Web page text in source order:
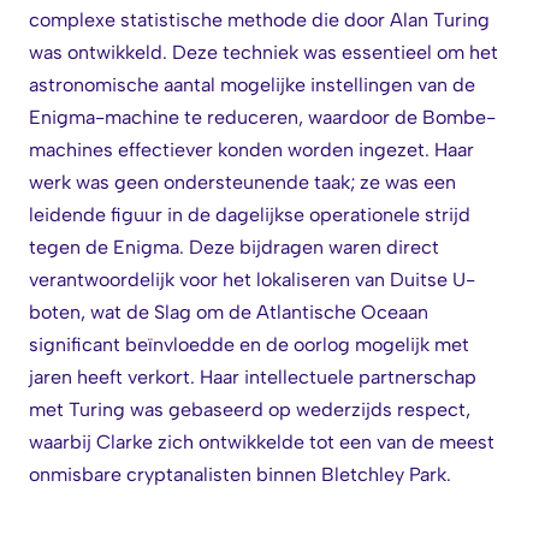
complexe statistische methode die door Alan Turing
was ontwikkeld. Deze techniek was essentieel om het
astronomische aantal mogelijke instellingen van de
Enigma-machine te reduceren, waardoor de Bombe-
machines effectiever konden worden ingezet. Haar
werk was geen ondersteunende taak; ze was een
leidende figuur in de dagelijkse operationele strijd
tegen de Enigma. Deze bijdragen waren direct
verantwoordelijk voor het lokaliseren van Duitse U-
boten, wat de Slag om de Atlantische Oceaan
significant beïnvloedde en de oorlog mogelijk met
jaren heeft verkort. Haar intellectuele partnerschap
met Turing was gebaseerd op wederzijds respect,
waarbij Clarke zich ontwikkelde tot een van de meest
onmisbare cryptanalisten binnen Bletchley Park.